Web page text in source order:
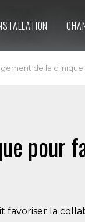
de la
pour
favoriser la